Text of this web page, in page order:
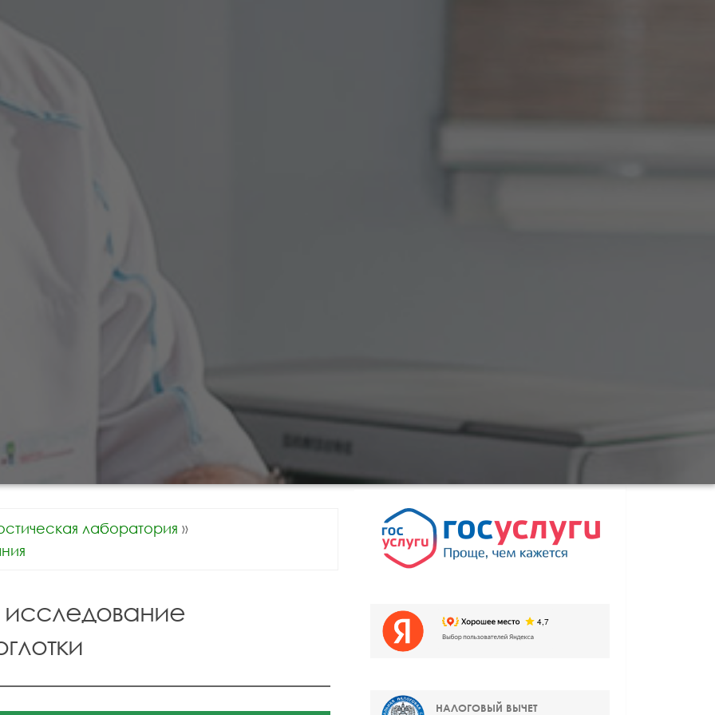
лаборатория »
НАЛОГОВЫЙ ВЫЧЕТ